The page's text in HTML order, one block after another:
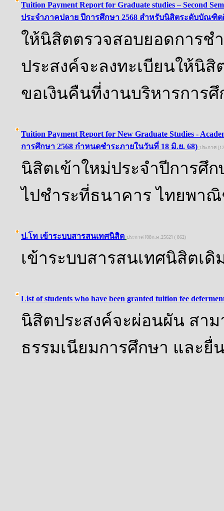
Tuition Payment Report for Graduate studies – Second
ประจำภาคปลาย ปีการศึกษา 2568 สำหรับนิสิตระดับบัณฑิ
ให้นิสิตตรวจสอบยอดการช
ประสงค์จะลงทะเบียนให้นิ
ขอเงินคืนที่งานบริหารการศึ
Tuition Payment Report for New Graduate Studies -
การศึกษา 2568 กำหนดชำระภายในวันที่ 18 มิ.ย. 68) ประกาศ
นิสิตเข้าใหม่ประจำปีการศึก
ไปชำระที่ธนาคาร ไทยพา
ป.โท เข้าระบบสารสนเทศนิสิต ประกาศ [08ก.ค.2562] ( 862)
เข้าระบบสารสนเทศนิสิตเดิ
List of students who have been granted tuition fee
นิสิตประสงค์จะผ่อนผัน สา
ธรรมเนียมการศึกษา และ